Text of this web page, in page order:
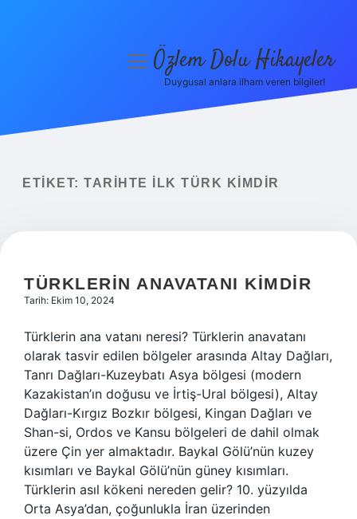
Yasal Uyarı
menüyüÖzlem Dolu Hikayeler
Duygusal anlara ilham veren bilgiler!
ETIKET: TARIHTE ILK TÜRK KIMDIR
TÜRKLERIN ANAVATANI KIMDIR
Tarih: Ekim 10, 2024
Türklerin ana vatanı neresi? Türklerin anavatanı
olarak tasvir edilen bölgeler arasında Altay Dağları,
Tanrı Dağları-Kuzeybatı Asya bölgesi (modern
Kazakistan’ın doğusu ve İrtiş-Ural bölgesi), Altay
Dağları-Kırgız Bozkır bölgesi, Kingan Dağları ve
Shan-si, Ordos ve Kansu bölgeleri de dahil olmak
üzere Çin yer almaktadır. Baykal Gölü’nün kuzey
kısımları ve Baykal Gölü’nün güney kısımları.
Türklerin asıl kökeni nereden gelir? 10. yüzyılda
Orta Asya’dan, çoğunlukla İran üzerinden